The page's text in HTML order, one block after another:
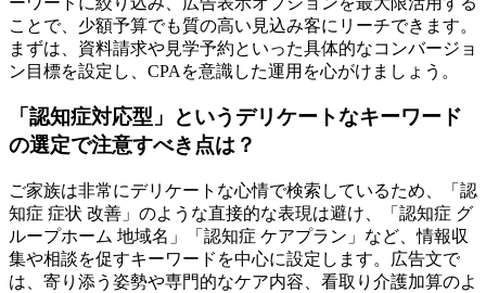
ことで、少額予算でも質の高い見込み客にリーチできます。
まずは、資料請求や見学予約といった具体的なコンバージョ
ン目標を設定し、CPAを意識した運用を心がけましょう。
「認知症対応型」というデリケートなキーワード
の選定で注意すべき点は？
ご家族は非常にデリケートな心情で検索しているため、「認
知症 症状 改善」のような直接的な表現は避け、「認知症 グ
ループホーム 地域名」「認知症 ケアプラン」など、情報収
集や相談を促すキーワードを中心に設定します。広告文で
は、寄り添う姿勢や専門的なケア内容、看取り介護加算のよ